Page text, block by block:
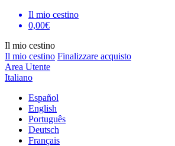
Il mio cestino
0,00€
Il mio cestino
Il mio cestino Finalizzare acquisto
Area Utente
Italiano
Español
English
Português
Deutsch
Français